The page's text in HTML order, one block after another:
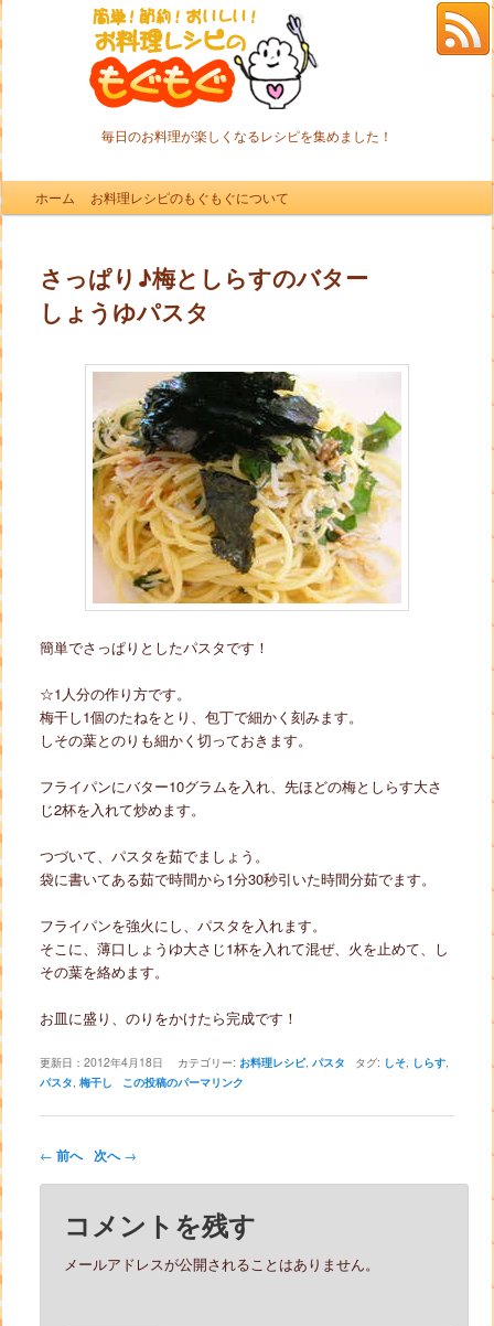
毎日のお料理が楽しくなるレシピを集めました！
メインメニュー
メインコンテンツへ移動
サブコンテンツへ移動
ホーム お料理レシピのもぐもぐについて
さっぱり♪梅としらすのバター
しょうゆパスタ
簡単でさっぱりとしたパスタです！
☆1人分の作り方です。
梅干し1個のたねをとり、包丁で細かく刻みます。
しその葉とのりも細かく切っておきます。
フライパンにバター10グラムを入れ、先ほどの梅としらす大さ
じ2杯を入れて炒めます。
つづいて、パスタを茹でましょう。
袋に書いてある茹で時間から1分30秒引いた時間分茹でます。
フライパンを強火にし、パスタを入れます。
そこに、薄口しょうゆ大さじ1杯を入れて混ぜ、火を止めて、し
その葉を絡めます。
お皿に盛り、のりをかけたら完成です！
更新日： 2012年4月18日 カテゴリー:お料理レシピ,パスタ タグ: しそ, しらす,
パスタ, 梅干し この投稿のパーマリンク
投稿ナビゲーション
← 前へ 次へ→
コメントを残す
メールアドレスが公開されることはありません。